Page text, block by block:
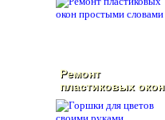
Ремонт
пластиковых окон
простыми словами